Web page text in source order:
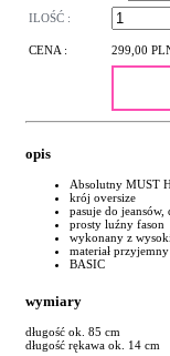
ILOŚĆ :
CENA : 299,00
opis
Absolutny MUST
krój oversize
pasuje do
prosty luźny fason
wykonany z
materiał
BASIC
wymiary
długość ok. 85 cm
długość rękawa ok. 14 cm